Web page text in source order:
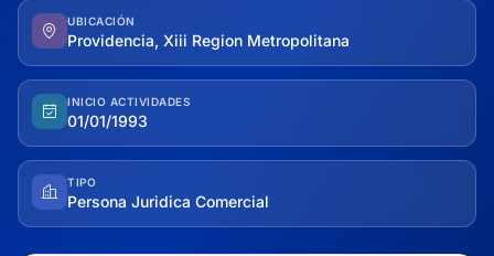
UBICACIÓN
Providencia, Xiii Region Metropolitana
INICIO ACTIVIDADES
01/01/1993
TIPO
Persona Juridica Comercial